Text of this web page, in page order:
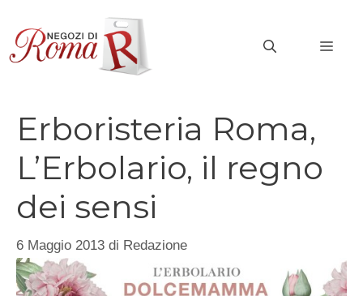
contenuto
Erboristeria Roma,
L’Erbolario, il regno
dei sensi
6 Maggio 2013 di Redazione